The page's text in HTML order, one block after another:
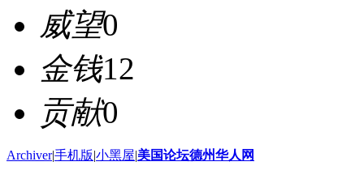
威望0
金钱12
贡献0
Archiver|手机版|小黑屋|美国论坛德州华人网